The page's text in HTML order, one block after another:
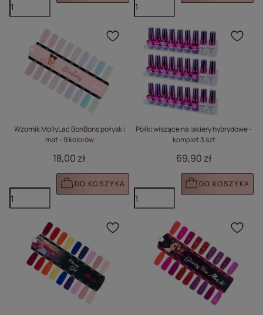
Wzornik MollyLac BonBons połysk i
mat - 9 kolorów
18,00 zł
DO KOSZYKA
Kliknij, aby dodać
Półki wiszące na lakiery hybrydowe -
komplet 3 szt
69,90 zł
DO KOSZYKA
Kliknij, aby dodać